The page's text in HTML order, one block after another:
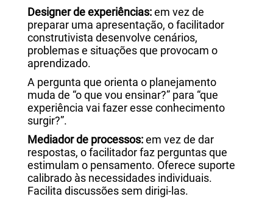
Designer de experiências:em vez de
preparar uma apresentação, o facilitador
construtivista desenvolve cenários,
problemas e situações que provocam o
aprendizado.
A pergunta que orienta o planejamento
muda de “o que vou ensinar?” para “que
experiência vai fazer esse conhecimento
surgir?”.
Mediador de processos:em vez de dar
respostas, o facilitador faz perguntas que
estimulam o pensamento. Oferece suporte
calibrado às necessidades individuais.
Facilita discussões sem dirigi-las.